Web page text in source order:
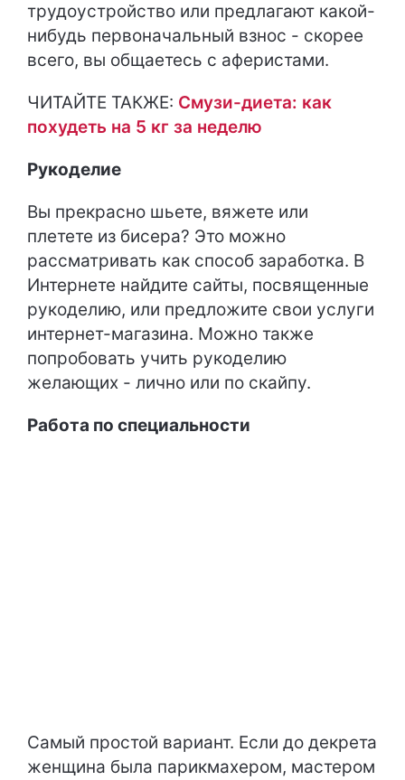
трудоустройство или предлагают какой-
нибудь первоначальный взнос - скорее
всего, вы общаетесь с аферистами.
ЧИТАЙТЕ ТАКЖЕ: Смузи-диета: как
похудеть на 5 кг за неделю
Рукоделие
Вы прекрасно шьете, вяжете или
плетете из бисера? Это можно
рассматривать как способ заработка. В
Интернете найдите сайты, посвященные
рукоделию, или предложите свои услуги
интернет-магазина. Можно также
попробовать учить рукоделию
желающих - лично или по скайпу.
Работа по специальности
Самый простой вариант. Если до декрета
женщина была парикмахером, мастером